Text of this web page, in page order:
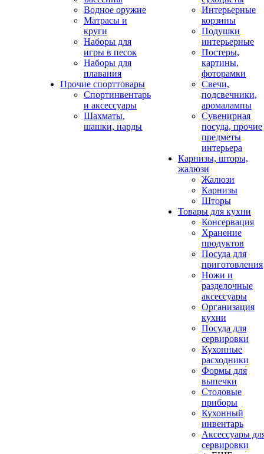
Водное оружие
Матрасы и
круги
Наборы для
игры в песок
Наборы для
плавания
Прочие спорттовары
Спортинвентарь
и аксессуары
Шахматы,
шашки, нарды
Интерьерные
корзины
Подушки
интерьерные
Постеры,
картины,
фоторамки
Свечи,
подсвечники,
аромалампы
Сувенирная
посуда, прочие
предметы
интерьера
Карнизы, шторы,
жалюзи
Жалюзи
Карнизы
Шторы
Товары для кухни
Консервация
Хранение
продуктов
Посуда для
приготовления
Ножи и
разделочные
аксессуары
Организация
кухни
Посуда для
сервировки
Кухонные
расходники
Формы для
выпечки
Столовые
приборы
Кухонный
инвентарь
Аксессуары
сервировки